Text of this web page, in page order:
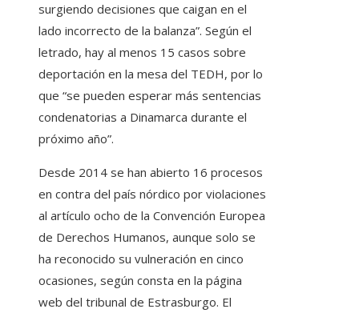
surgiendo decisiones que caigan en el
lado incorrecto de la balanza”. Según el
letrado, hay al menos 15 casos sobre
deportación en la mesa del TEDH, por lo
que “se pueden esperar más sentencias
condenatorias a Dinamarca durante el
próximo año”.
Desde 2014 se han abierto 16 procesos
en contra del país nórdico por violaciones
al artículo ocho de la Convención Europea
de Derechos Humanos, aunque solo se
ha reconocido su vulneración en cinco
ocasiones, según consta en la página
web del tribunal de Estrasburgo. El